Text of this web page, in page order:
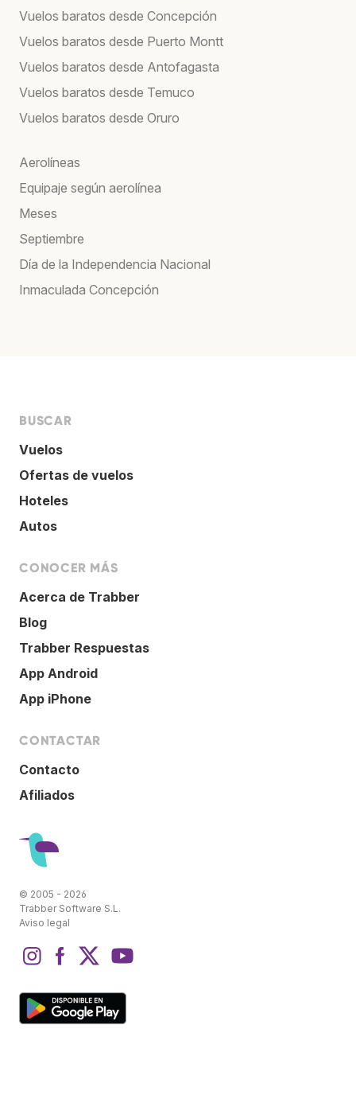
Vuelos baratos desde Concepción
Vuelos baratos desde Puerto Montt
Vuelos baratos desde Antofagasta
Vuelos baratos desde Temuco
Vuelos baratos desde Oruro
Aerolíneas
Equipaje según aerolínea
Meses
Septiembre
Día de la Independencia Nacional
Inmaculada Concepción
BUSCAR
Vuelos
Ofertas de vuelos
Hoteles
Autos
CONOCER MÁS
Acerca de Trabber
Blog
Trabber Respuestas
App Android
App iPhone
CONTACTAR
Contacto
Afiliados
© 2005 - 2026
Trabber Software S.L.
Aviso legal